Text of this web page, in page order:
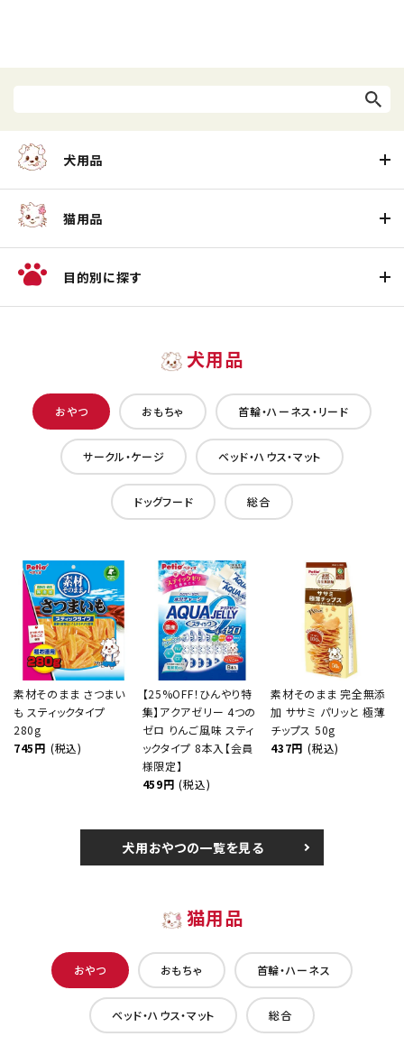
犬用品
猫用品
目的別に探す
犬用品
おやつ おもちゃ 首輪・ハーネス・リード
サークル・ケージ ベッド・ハウス・マット
ドッグフード 総合
素材そのまま さつまい
も スティックタイプ
280g
745円 (税込)
【25%OFF！ひんやり特
集】アクアゼリー 4つの
ゼロ りんご風味 スティ
ックタイプ 8本入【会員
様限定】
459円 (税込)
素材そのまま 完全無添
加 ササミ パリッと 極薄
チップス 50g
437円 (税込)
犬用おやつの一覧を見る
猫用品
おやつ おもちゃ 首輪・ハーネス
ベッド・ハウス・マット 総合